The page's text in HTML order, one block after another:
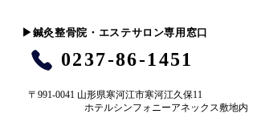
​▶︎鍼灸整骨院・エステサロン専用窓口
0237-86-1451
〒991-0041 山形県寒河江市寒河江久保11
ホテルシンフォニーアネックス敷地内